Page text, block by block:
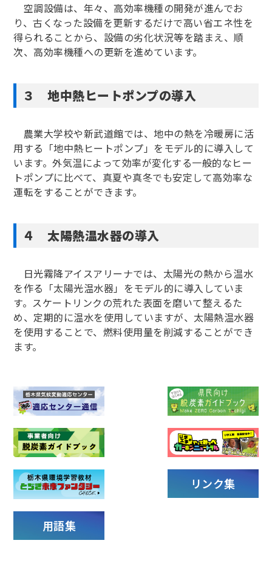
空調設備は、年々、高効率機種の開発が進んでお
り、古くなった設備を更新するだけで高い省エネ性を
得られることから、設備の劣化状況等を踏まえ、順
次、高効率機種への更新を進めています。
３ 地中熱ヒートポンプの導入
農業大学校や新武道館では、地中の熱を冷暖房に活
用する「地中熱ヒートポンプ」をモデル的に導入して
います。外気温によって効率が変化する一般的なヒー
トポンプに比べて、真夏や真冬でも安定して高効率な
運転をすることができます。
４ 太陽熱温水器の導入
日光霧降アイスアリーナでは、太陽光の熱から温水
を作る「太陽光温水器」をモデル的に導入していま
す。スケートリンクの荒れた表面を磨いて整えるた
め、定期的に温水を使用していますが、太陽熱温水器
を使用することで、燃料使用量を削減することができ
ます。
リンク集
用語集